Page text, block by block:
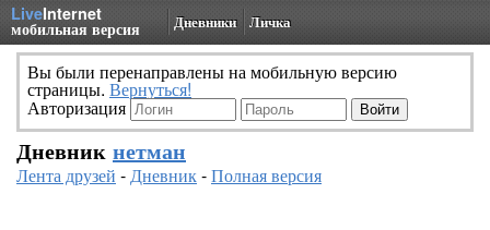
LiveInternet
мобильная версия Дневники Личка
Вы были перенаправлены на мобильную версию
страницы. Вернуться!
Авторизация
Дневник нетман
Лента друзей -Дневник-Полная версия